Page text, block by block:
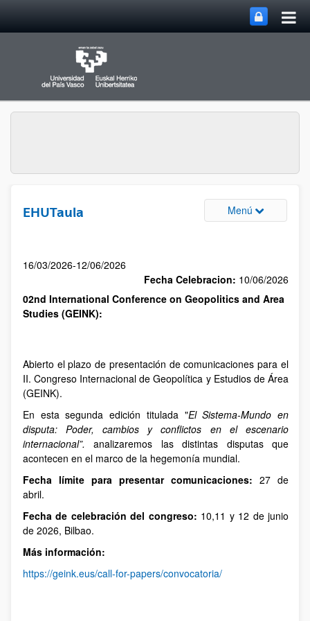
EHUTaula Menú
16/03/2026-12/06/2026
Fecha Celebracion: 10/06/2026
02nd International Conference on Geopolitics and Area
Studies (GEINK):
Abierto el plazo de presentación de comunicaciones para el
II. Congreso Internacional de Geopolítica y Estudios de Área
(GEINK).
En esta segunda edición titulada "El Sistema-Mundo en
disputa: Poder, cambios y conflictos en el escenario
internacional”. analizaremos las distintas disputas que
acontecen en el marco de la hegemonía mundial.
Fecha límite para presentar comunicaciones: 27 de
abril.
Fecha de celebración del congreso: 10,11 y 12 de junio
de 2026, Bilbao.
Más información:
https://geink.eus/call-for-papers/convocatoria/